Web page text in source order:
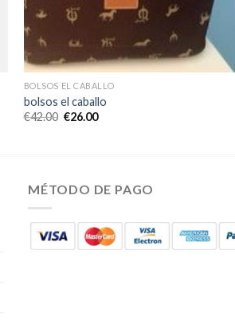
BOLSOS EL CABALLO
bolsos el caballo
€42.00 €26.00
MÉTODO DE PAGO